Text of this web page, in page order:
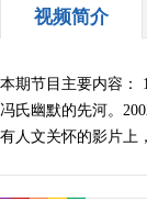
视频简介
本期节目主要内容：
冯氏幽默的先河。
有人文关怀的影片上